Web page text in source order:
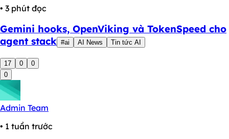
• 3 phút đọc
Gemini hooks, OpenViking và TokenSpeed cho
agent stack #ai AI News Tin tức AI
17 0
0
0
Admin Team
• 1 tuần trước